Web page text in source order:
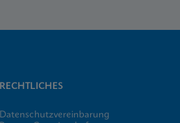
RECHTLICHES
Datenschutzvereinbarung